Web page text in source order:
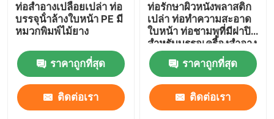
หลอดยาสีฟัน
ท่อล้างใบหน้า
หลอดบีบีครีม
ท่อสําอางเปลือยเปล่า ท่อ
บรรจุน้ําล้างใบหน้า PE มี
หมวกพิมพ์ไม้ยาง
ราคาถูกที่สุด
ติดต่อเรา
ท่อรักษาผิวหนังพลาสติก
เปล่า ท่อทําความสะอาด
ใบหน้า ท่อชามพูที่มีฝาปิด
สําหรับบรรจุเครื่องสําอาง
ราคาถูกที่สุด
ติดต่อเรา